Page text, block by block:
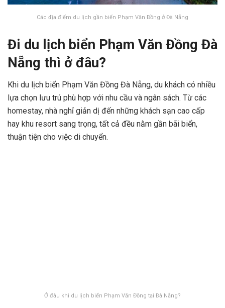
Các địa điểm du lịch gần biển Phạm Văn Đồng ở Đà Nẵng
Đi du lịch biển Phạm Văn Đồng Đà
Nẵng thì ở đâu?
Khi du lịch biển Phạm Văn Đồng Đà Nẵng, du khách có nhiều
lựa chọn lưu trú phù hợp với nhu cầu và ngân sách. Từ các
homestay, nhà nghỉ giản dị đến những khách sạn cao cấp
hay khu resort sang trọng, tất cả đều nằm gần bãi biển,
thuận tiện cho việc di chuyển.
Ở đâu khi du lịch biển Phạm Văn Đồng tại Đà Nẵng?